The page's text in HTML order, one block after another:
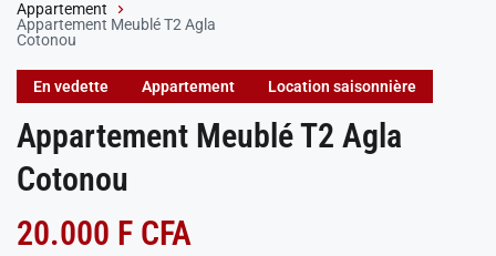
Appartement
Appartement Meublé T2 Agla
Cotonou
En vedette Appartement Location saisonnière
Appartement Meublé T2 Agla
Cotonou
20.000 F CFA